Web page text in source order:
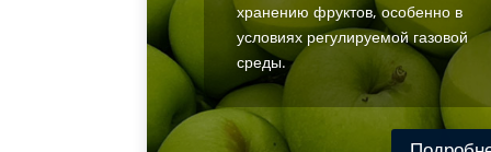
хранению фруктов, особенно в
условиях регулируемой газовой
среды.